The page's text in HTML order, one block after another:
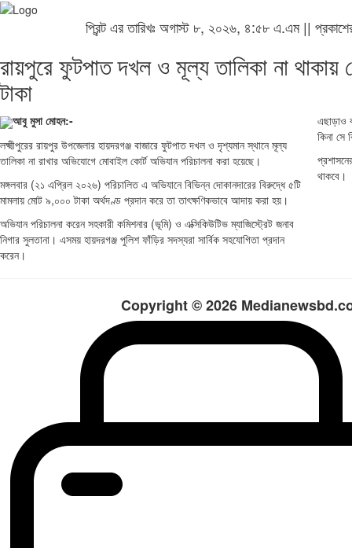
প্রিন্ট এর তারিখঃ অগাস্ট ৮, ২০২৬, ৪:৫৮ এ.এম ||
রায়পুরে ফুটপাত দখল ও মূল্য তালিকা না থাকায়
টাকা
আবু মুসা মোহন:-
‎লক্ষ্মীপুরের রায়পুর উপজেলার হায়দরগঞ্জ বাজারে ফুটপাত দখল ও দৃশ্যমান স্থানে মূল্য
তালিকা না রাখার অভিযোগে মোবাইল কোর্ট অভিযান পরিচালনা করা হয়েছে।
‎মঙ্গলবার (২১ এপ্রিল ২০২৬) পরিচালিত এ অভিযানে বিভিন্ন দোকানদারের বিরুদ্ধে ৫টি
মামলায় মোট ৯,০০০ টাকা অর্থদণ্ড প্রদান করে তা তাৎক্ষণিকভাবে আদায় করা হয়।
‎অভিযান পরিচালনা করেন সহকারী কমিশনার (ভূমি) ও এক্সিকিউটিভ ম্যাজিস্ট্রেট জনাব
নিগার সুলতানা। এসময় হায়দরগঞ্জ পুলিশ ফাঁড়ির সদস্যরা সার্বিক সহযোগিতা প্রদান
করেন।
‎এছাড়াও
কিনা সে
থাকবে।
Copyright © 2026